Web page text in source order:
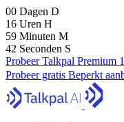
00 Dagen D
16 Uren H
59 Minuten M
40 Seconden S
Probeer Talkpal Premium
Probeer gratis Beperkt